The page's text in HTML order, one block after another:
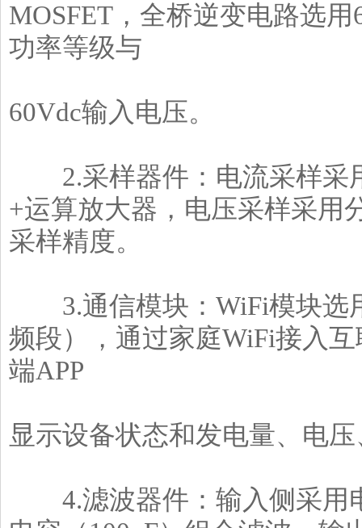
MOSFET，全桥逆变电路选
功率等级与
60Vdc输入电压。
2.采样器件：电流采样采
+运算放大器，电压采样采用
采样精度。
3.通信模块：WiFi模块选
频段），通过家庭WiFi接入
端APP
显示设备状态和发电量、电
4.滤波器件：输入侧采用